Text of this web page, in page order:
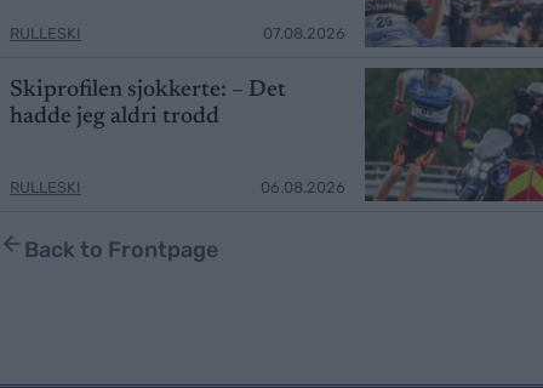
RULLESKI 07.08.2026
Skiprofilen sjokkerte: – Det
hadde jeg aldri trodd
RULLESKI 06.08.2026
Back to Frontpage